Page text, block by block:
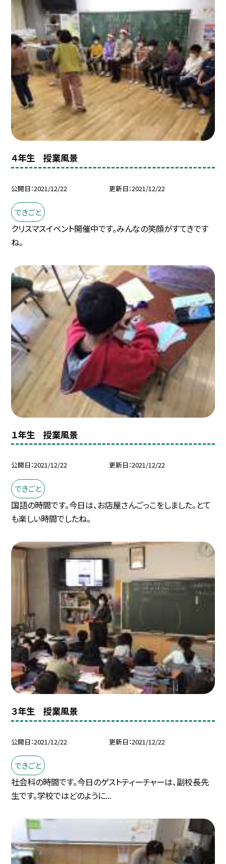
４年生 授業風景
公開日 2021/12/22 更新日 2021/12/22
できごと
クリスマスイベント開催中です。みんなの笑顔がすてきです
ね。
１年生 授業風景
公開日 2021/12/22 更新日 2021/12/22
できごと
国語の時間です。今日は、お店屋さんごっこをしました。とて
も楽しい時間でしたね。
３年生 授業風景
公開日 2021/12/22 更新日 2021/12/22
できごと
社会科の時間です。今日のゲストティーチャーは、副校長先
生です。学校ではどのように...